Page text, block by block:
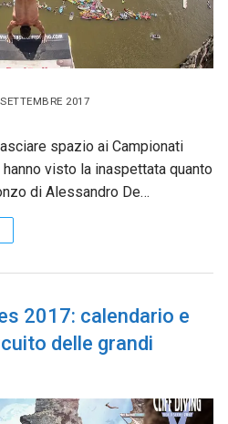
2017
spazio ai Campionati
visto la inaspettata quanto
di Alessandro De…
2017: calendario e
delle grandi